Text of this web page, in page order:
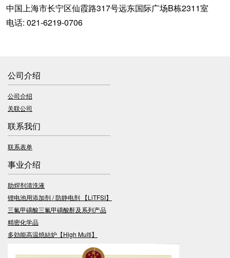
中国上海市长宁区仙霞路317号远东国际广场B栋2311室
电话: 021‐6219‐0706
公司介绍
公司介绍
关联公司
联系我们
联系表单
事业介绍
助焊剂清洗液
锂电池用添加剂 / 防静电剂 【LiTFSI】
三氟甲磺酸三氟甲磺酸酐及系列产品
精密化学品
多効能高温焼結炉【High Multi】